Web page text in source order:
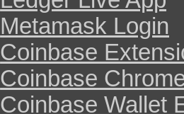
Metamask Login
Coinbase
Coinbase
Coinbase Wallet